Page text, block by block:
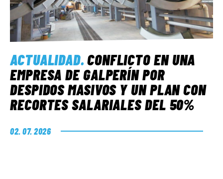
FUERA DE MEGÁFONO
EL LADO «G»
ACTUALIDAD.CONFLICTO EN UNA
EMPRESA DE GALPERÍN POR
DESPIDOS MASIVOS Y UN PLAN CON
RECORTES SALARIALES DEL 50%
02. 07. 2026